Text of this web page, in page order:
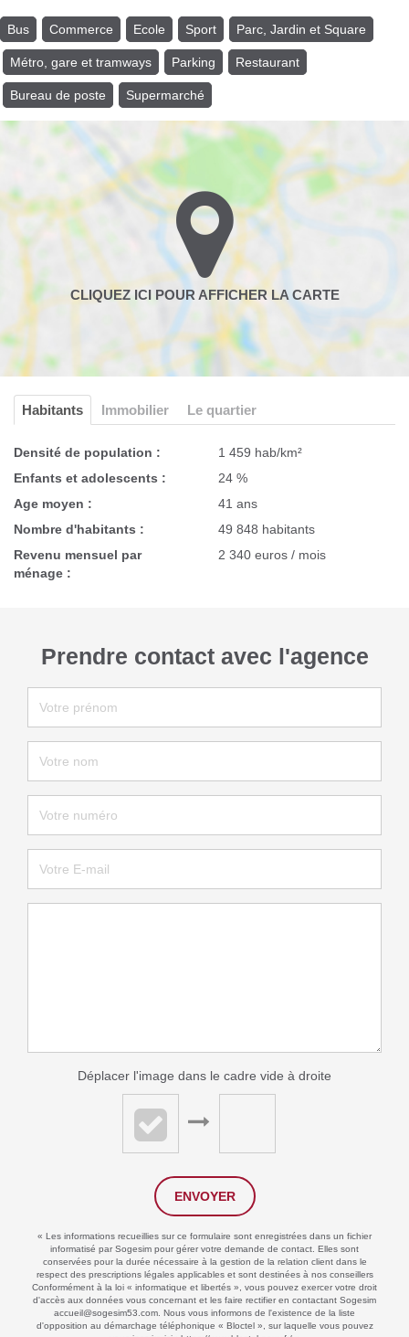
Bus Commerce Ecole Sport Parc, Jardin et Square
Métro, gare et tramways Parking Restaurant
Bureau de poste Supermarché
Habitants Immobilier Le quartier
Densité de population :
1 459 hab/km²
Enfants et adolescents :
24 %
Age moyen :
41 ans
Nombre d'habitants :
49 848 habitants
Revenu mensuel par
ménage :
2 340 euros / mois
Prendre contact avec l'agence
Déplacer l'image dans le cadre vide à droite
ENVOYER
« Les informations recueillies sur ce formulaire sont enregistrées dans un fichier
informatisé par Sogesim pour gérer votre demande de contact. Elles sont
conservées pour la durée nécessaire à la gestion de la relation client dans le
respect des prescriptions légales applicables et sont destinées à nos conseillers
Conformément à la loi « informatique et libertés », vous pouvez exercer votre droit
d'accès aux données vous concernant et les faire rectifier en contactant Sogesim
accueil@sogesim53.com. Nous vous informons de l'existence de la liste
d'opposition au démarchage téléphonique « Bloctel », sur laquelle vous pouvez